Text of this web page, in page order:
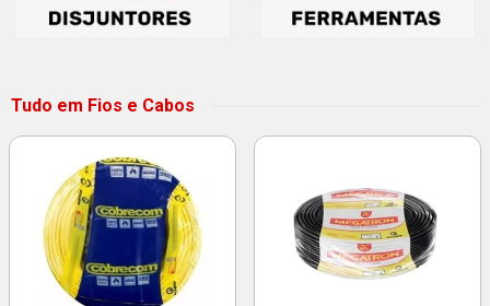
Tudo em Fios e Cabos